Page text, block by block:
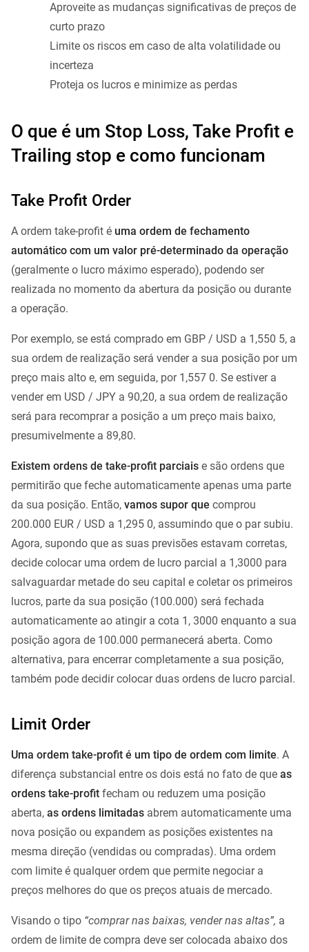
Aproveite as mudanças significativas de preços de
curto prazo
Limite os riscos em caso de alta volatilidade ou
incerteza
Proteja os lucros e minimize as perdas
O que é um Stop Loss, Take Profit e
Trailing stop e como funcionam
Take Profit Order
A ordem take-profit é uma ordem de fechamento
automático com um valor pré-determinado da operação
(geralmente o lucro máximo esperado), podendo ser
realizada no momento da abertura da posição ou durante
a operação.
Por exemplo, se está comprado em GBP / USD a 1,550 5, a
sua ordem de realização será vender a sua posição por um
preço mais alto e, em seguida, por 1,557 0. Se estiver a
vender em USD / JPY a 90,20, a sua ordem de realização
será para recomprar a posição a um preço mais baixo,
presumivelmente a 89,80.
Existem ordens de take-profit parciais e são ordens que
permitirão que feche automaticamente apenas uma parte
da sua posição. Então, vamos supor que comprou
200.000 EUR / USD a 1,295 0, ​​assumindo que o par subiu.
Agora, supondo que as suas previsões estavam corretas,
decide colocar uma ordem de lucro parcial a 1,3000 para
salvaguardar metade do seu capital e coletar os primeiros
lucros, parte da sua posição (100.000) será fechada
automaticamente ao atingir a cota 1, 3000 enquanto a sua
posição agora de 100.000 permanecerá aberta. Como
alternativa, para encerrar completamente a sua posição,
também pode decidir colocar duas ordens de lucro parcial.
Limit Order
Uma ordem take-profit é um tipo de ordem com limite. A
diferença substancial entre os dois está no fato de que as
ordens take-profit fecham ou reduzem uma posição
aberta, as ordens limitadas abrem automaticamente uma
nova posição ou expandem as posições existentes na
mesma direção (vendidas ou compradas). Uma ordem
com limite é qualquer ordem que permite negociar a
preços melhores do que os preços atuais de mercado.
Visando o tipo “comprar nas baixas, vender nas altas”, a
ordem de limite de compra deve ser colocada abaixo dos